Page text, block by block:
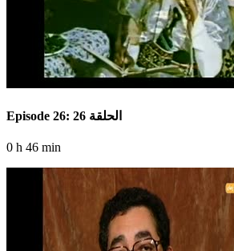
Episode 26: الحلقة 26
0 h 46 min